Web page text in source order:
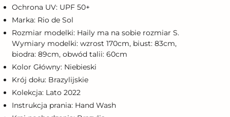
Ochrona UV: UPF 50+
Marka: Rio de Sol
Rozmiar modelki: Haily ma na sobie rozmiar S.
Wymiary modelki: wzrost 170cm, biust: 83cm,
biodra: 89cm, obwód talii: 60cm
Kolor Główny: Niebieski
Krój dołu: Brazylijskie
Kolekcja: Lato 2022
Instrukcja prania: Hand Wash